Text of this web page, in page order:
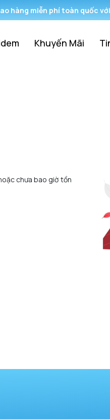
hàng miễn phí toàn quốc
Khuyến Mãi
chưa bao giờ tồn